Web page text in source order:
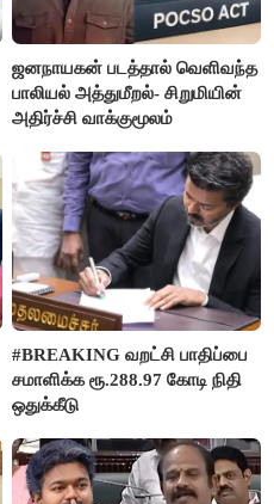
ஜனநாயகன் படத்தால் வெளிவந்த
பாலியல் அத்துமீறல்- சிறுமியின்
அதிர்ச்சி வாக்குமூலம்
#BREAKING வறட்சி பாதிப்பை
சமாளிக்க ரூ.288.97 கோடி நிதி
ஒதுக்கீடு